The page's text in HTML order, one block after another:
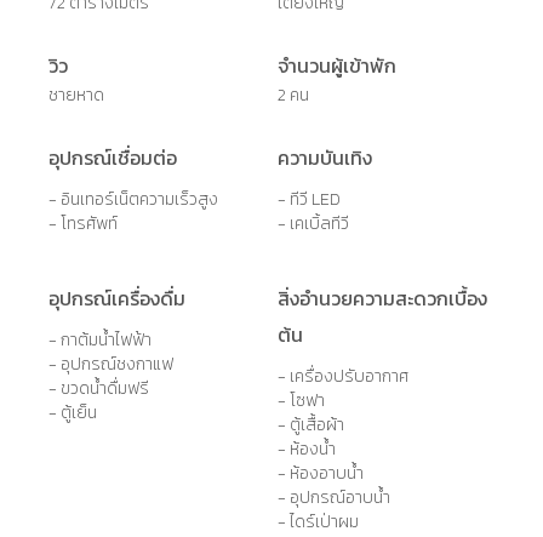
วิว
ชายหาด
อุปกรณ์เชื่อมต่อ
- อินเทอร์เน็ตความเร็วสูง
- โทรศัพท์
อุปกรณ์เครื่องดื่ม
- กาต้มน้ำไฟฟ้า
- อุปกรณ์ชงกาแฟ
- ขวดน้ำดื่มฟรี
- ตู้เย็น
จำนวนผู้เข้าพัก
2 คน
ความบันเทิง
- ทีวี LED
- เคเบิ้ลทีวี
สิ่งอำนวยความสะดวกเบื้อง
ต้น
- เครื่องปรับอากาศ
- โซฟา
- ตู้เสื้อผ้า
- ห้องน้ำ
- ห้องอาบน้ำ
- อุปกรณ์อาบน้ำ
- ไดร์เป่าผม